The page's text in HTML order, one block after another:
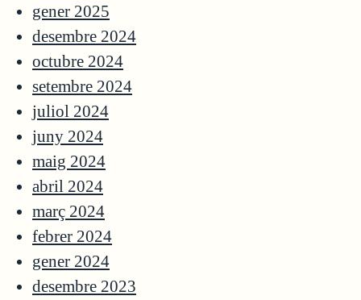
gener 2025
desembre 2024
octubre 2024
setembre 2024
juliol 2024
juny 2024
maig 2024
abril 2024
març 2024
febrer 2024
gener 2024
desembre 2023